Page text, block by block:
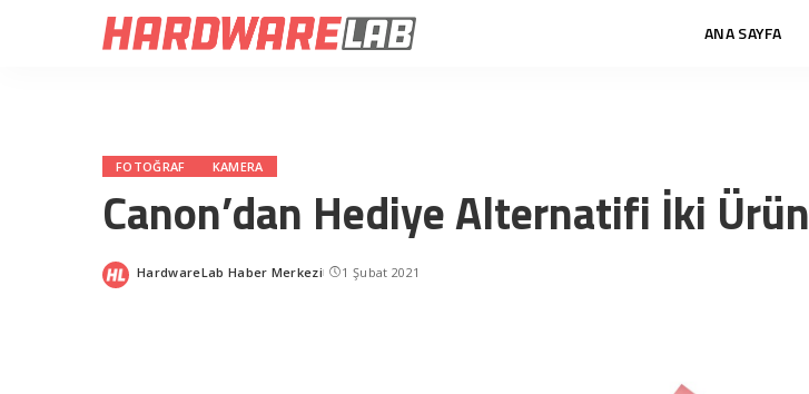
ANA SAYFA
FOTOĞRAF KAMERA
Canon’dan Hediye Alternatifi İki Ürün
Posted
HardwareLab Haber Merkezi 1 Şubat 2021